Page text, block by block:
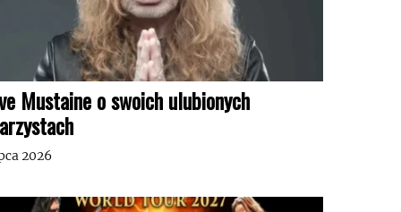
Mustaine o swoich ulubionych
2026